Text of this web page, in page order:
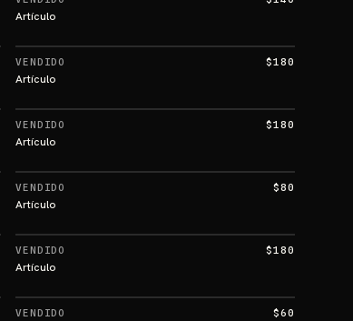
Artículo
VENDIDO $180
Artículo
VENDIDO $180
Artículo
VENDIDO $80
Artículo
VENDIDO $180
Artículo
VENDIDO $60